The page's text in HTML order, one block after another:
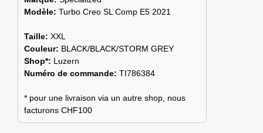
Modèle: Turbo Creo SL Comp E5 2021
Taille: XXL
Couleur: BLACK/BLACK/STORM GREY
Shop*: Luzern
Numéro de commande: TI786384
* pour une livraison via un autre shop, nous
facturons CHF100